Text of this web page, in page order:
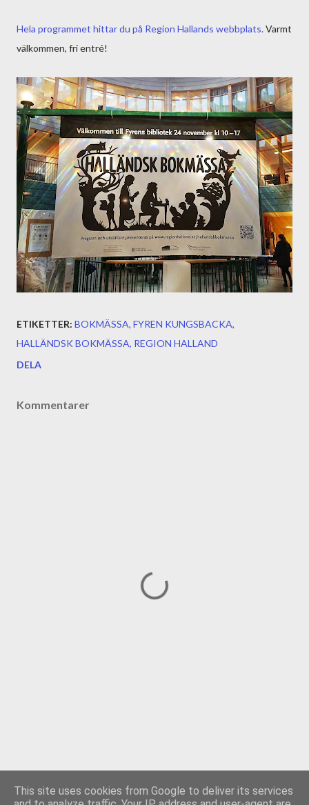
Hela programmet hittar du på Region Hallands webbplats.Varmt
välkommen, fri entré!
ETIKETTER: BOKMÄSSA FYREN KUNGSBACKA
HALLÄNDSK BOKMÄSSA REGION HALLAND
DELA
Kommentarer
This site uses cookies from Google to deliver its services